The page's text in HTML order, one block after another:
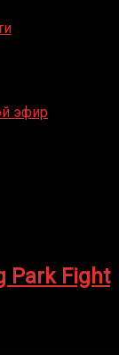
эфир
Park Fight